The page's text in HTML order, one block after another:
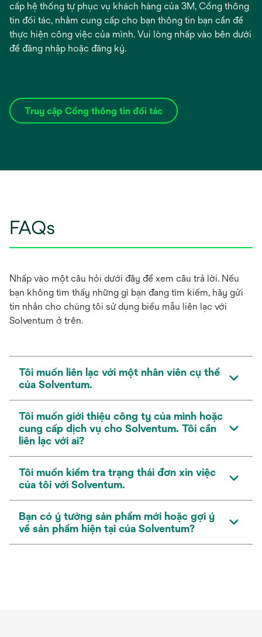
cấp hệ thống tự phục vụ khách hàng của 3M, Cổng thông
tin đối tác, nhằm cung cấp cho bạn thông tin bạn cần để
thực hiện công việc của mình. Vui lòng nhấp vào bên dưới
để đăng nhập hoặc đăng ký.
Truy cập Cổng thông tin đối tác
FAQs
Nhấp vào một câu hỏi dưới đây để xem câu trả lời. Nếu
bạn không tìm thấy những gì bạn đang tìm kiếm, hãy gửi
tin nhắn cho chúng tôi sử dụng biểu mẫu liên lạc với
Solventum ở trên.
Tôi muốn liên lạc với một nhân viên cụ thể
của Solventum.
Tôi muốn giới thiệu công ty của mình hoặc
cung cấp dịch vụ cho Solventum. Tôi cần
liên lạc với ai?
Tôi muốn kiểm tra trạng thái đơn xin việc
của tôi với Solventum.
Bạn có ý tưởng sản phẩm mới hoặc gợi ý
về sản phẩm hiện tại của Solventum?